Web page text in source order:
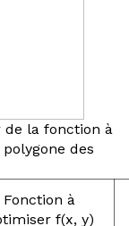
de la fonction à
des
Fonction à
f(x, y)